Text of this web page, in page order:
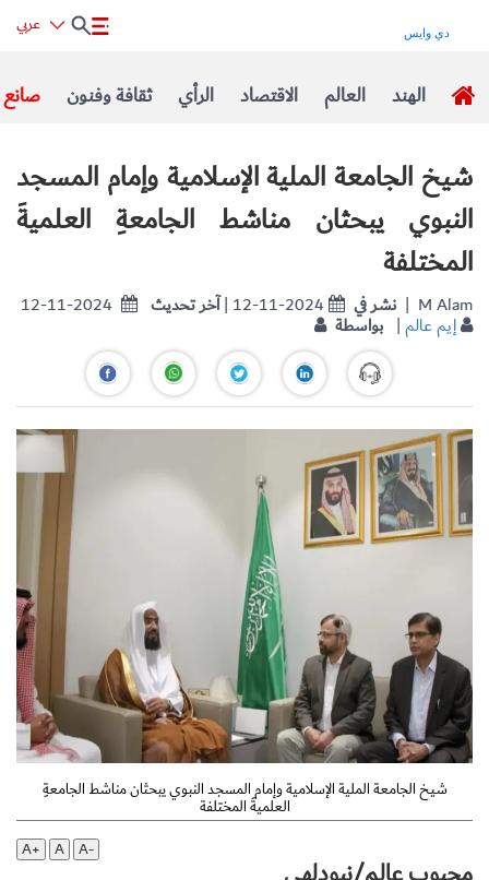
صانع ثقافة وفنون الرأي الاقتصاد العالم الهند
شيخ الجامعة الملية الإسلامية وإمام المسجد
النبوي يبحثان مناشط الجامعةِ العلميةَ
المختلفة
12-11-2024 آخر تحديث| 12-11-2024 نشر في | M Alam
بواسطة |إيم عالم
شيخ الجامعة الملية الإسلامية وإمام المسجد النبوي يبحثان مناشط الجامعةِ
العلميةَ المختلفة
A+
A A-